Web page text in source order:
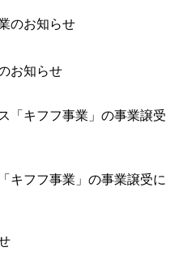
お知らせ
キフフ事業」の事業譲受に